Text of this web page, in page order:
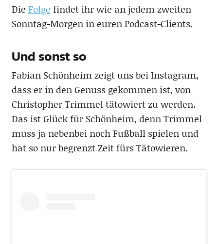
Die Folge findet ihr wie an jedem zweiten
Sonntag-Morgen in euren Podcast-Clients.
Und sonst so
Fabian Schönheim zeigt uns bei Instagram,
dass er in den Genuss gekommen ist, von
Christopher Trimmel tätowiert zu werden.
Das ist Glück für Schönheim, denn Trimmel
muss ja nebenbei noch Fußball spielen und
hat so nur begrenzt Zeit fürs Tätowieren.